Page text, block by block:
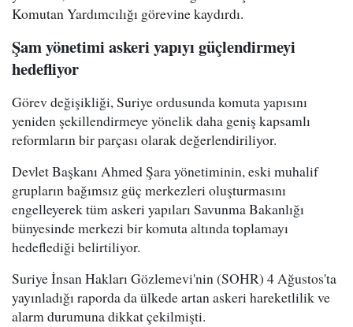
Komutan Yardımcılığı görevine kaydırdı.
Şam yönetimi askeri yapıyı güçlendirmeyi
hedefliyor
Görev değişikliği, Suriye ordusunda komuta yapısını
yeniden şekillendirmeye yönelik daha geniş kapsamlı
reformların bir parçası olarak değerlendiriliyor.
Devlet Başkanı Ahmed Şara yönetiminin, eski muhalif
grupların bağımsız güç merkezleri oluşturmasını
engelleyerek tüm askeri yapıları Savunma Bakanlığı
bünyesinde merkezi bir komuta altında toplamayı
hedeflediği belirtiliyor.
Suriye İnsan Hakları Gözlemevi'nin (SOHR) 4 Ağustos'ta
yayınladığı raporda da ülkede artan askeri hareketlilik ve
alarm durumuna dikkat çekilmişti.